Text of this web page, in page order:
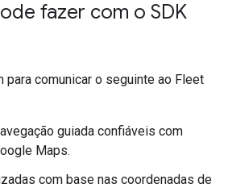
fazer com o SDK
para comunicar o seguinte ao Fleet
guiada confiáveis com
Maps.
com base nas coordenadas de